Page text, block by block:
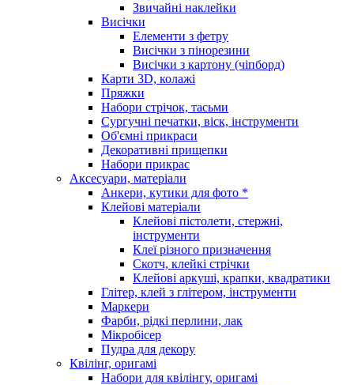
Звичайні наклейки
Висічки
Елементи з фетру
Висічки з пінорезини
Висічки з картону (чіпборд)
Карти 3D, колажі
Пряжки
Набори стрічок, тасьми
Сургучні печатки, віск, інструменти
Об'ємні прикраси
Декоративні прищепки
Набори прикрас
Аксесуари, матеріали
Анкери, кутики для фото *
Клейові матеріали
Клейові пістолети, стержні,
інструменти
Клеї різного призначення
Скотч, клейкі стрічки
Клейові аркуші, крапки, квадратики
Глітер, клей з глітером, інструменти
Маркери
Фарби, рідкі перлини, лак
Мікробісер
Пудра для декору
Квілінг, оригамі
Набори для квілінгу, оригамі